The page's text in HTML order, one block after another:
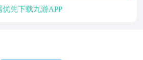
优先下载九游APP